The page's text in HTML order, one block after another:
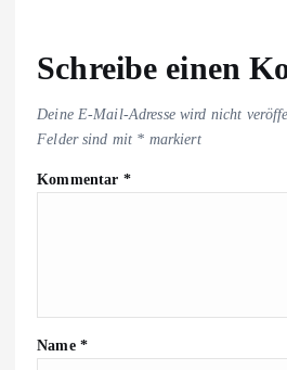
Schreibe einen
Deine E-Mail-Adresse wird nicht
Felder sind mit * markiert
Kommentar *
Name *